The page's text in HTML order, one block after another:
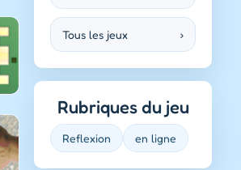
Tous les jeux ›
Rubriques du jeu
Reflexion en ligne